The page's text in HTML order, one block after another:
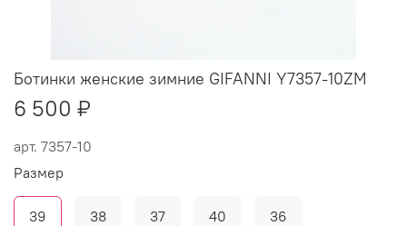
арт. 7357-10
Ботинки женские зимние GIFANNI Y7357-10ZM
6 500 ₽
Размер
39 38 37 40 36